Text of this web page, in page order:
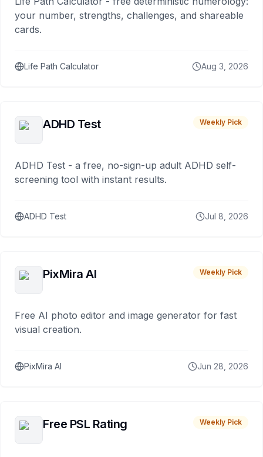
your number, strengths, challenges, and shareable
cards.
Life Path Calculator Aug 3, 2026
ADHD Test Weekly Pick
ADHD Test - a free, no-sign-up adult ADHD self-
screening tool with instant results.
ADHD Test Jul 8, 2026
PixMira AI Weekly Pick
Free AI photo editor and image generator for fast
visual creation.
PixMira AI Jun 28, 2026
Free PSL Rating Weekly Pick